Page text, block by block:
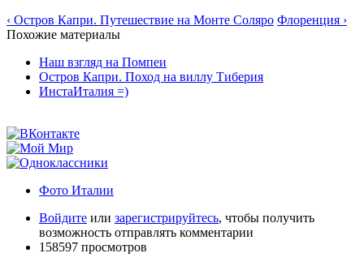
‹ Остров Капри. Путешествие на Монте Соляро Флоренция ›
Похожие материалы
Наш взгляд на Помпеи
Остров Капри. Поход на виллу Тиберия
ИнстаИталия =)
Фото Италии
Войдите или зарегистрируйтесь, чтобы получить
возможность отправлять комментарии
158597 просмотров